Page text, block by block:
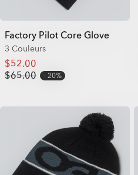
Factory Pilot Core Glove
3 Couleurs
$52.00
$65.00
20%